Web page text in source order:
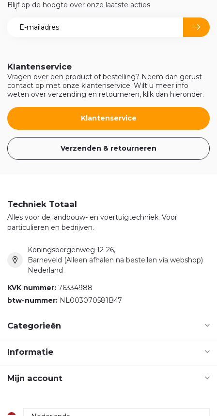
Klantenservice
Vragen over een product of bestelling? Neem dan gerust
contact op met onze klantenservice. Wilt u meer info
weten over verzending en retourneren, klik dan hieronder.
Klantenservice
Verzenden & retourneren
Blijf op de hoogte over onze laatste acties
Techniek Totaal
Alles voor de landbouw- en voertuigtechniek. Voor
particulieren en bedrijven.
Koningsbergenweg 12-26,
Barneveld (Alleen afhalen na bestellen via webshop)
Nederland
KVK nummer: 76334988
btw-nummer: NL003070581B47
Categorieën
Informatie
Mijn account